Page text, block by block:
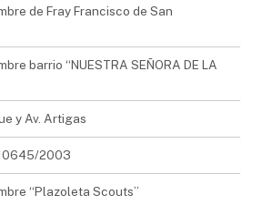
de Fray Francisco de San
barrio “NUESTRA SEÑORA DE LA
y Av. Artigas
10645/2003
“Plazoleta Scouts”